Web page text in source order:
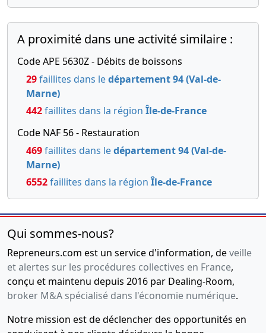
A proximité dans une activité similaire :
Code APE 5630Z - Débits de boissons
29faillites dans ledépartement 94 (Val-de-
Marne)
442faillites dans la région Île-de-France
Code NAF 56 - Restauration
469faillites dans ledépartement 94 (Val-de-
Marne)
6552faillites dans la région Île-de-France
Qui sommes-nous?
Repreneurs.com est un service d'information, deveille
et alertes sur les procédures collectives en France,
conçu et maintenu depuis 2016 par Dealing-Room,
broker M&A spécialisé dans l'économie numérique.
Notre mission est de déclencher des opportunités en